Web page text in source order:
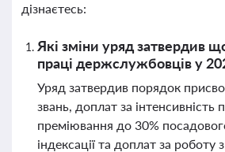
дізнаєтесь:
Які зміни уряд затвердив
праці держслужбовців у
Уряд затвердив порядок
звань, доплат за інтенсивність
преміювання до 30%
індексації та доплат за